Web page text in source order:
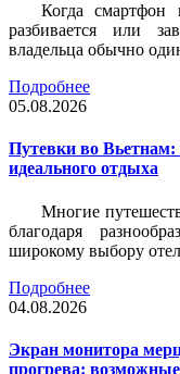
Когда смартфон
разбивается или
владельца обычно
Подробнее
05.08.2026
Путевки во
идеального отдыха
Многие
благодаря
широкому выбору
Подробнее
04.08.2026
Экран монитора
прогрева: